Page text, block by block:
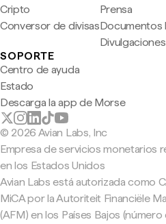
Cripto
Conversor de divisas
Prensa
Documentos
Divulgaciones
SOPORTE
Centro de ayuda
Estado
Descarga la app de Morse
© 2026 Avian Labs, Inc
Empresa de servicios monetarios
en los Estados Unidos
Avian Labs está autorizada como
MiCA por la Autoriteit Financiële
(AFM) en los Países Bajos